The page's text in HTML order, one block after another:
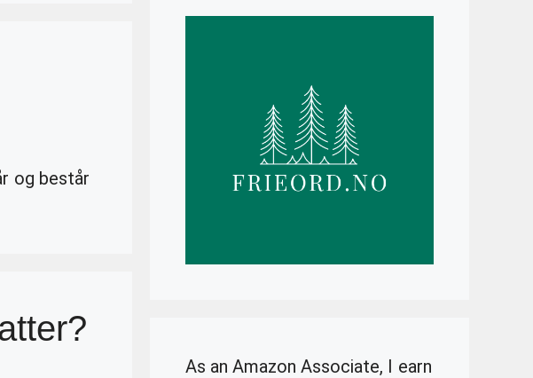
og består
As an Amazon Associate, I earn